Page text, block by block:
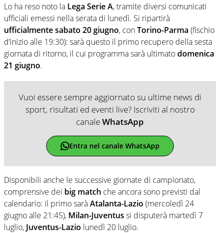
Lo ha reso noto la Lega Serie A, tramite diversi comunicati
ufficiali emessi nella serata di lunedì. Si ripartirà
ufficialmente sabato 20 giugno, conTorino-Parma (fischio
d’inizio alle 19:30): sarà questo il primo recupero della sesta
giornata di ritorno, il cui programma sarà ultimatodomenica
21 giugno.
Vuoi essere sempre aggiornato su ultime news di
sport, risultati ed eventi live? Iscriviti al nostro
canaleWhatsApp
Entra nel canale WhatsApp
Disponibili anche le successive giornate di campionato,
comprensive dei big match che ancora sono previsti dal
calendario: il primo saràAtalanta-Lazio (mercoledì 24
giugno alle 21:45), Milan-Juventus si disputerà martedì 7
luglio, Juventus-Lazio lunedì 20 luglio.